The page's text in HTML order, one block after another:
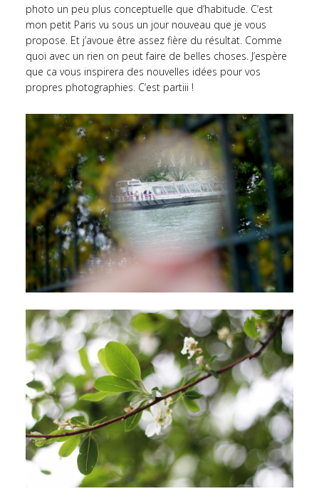
photo un peu plus conceptuelle que d’habitude. C’est
mon petit Paris vu sous un jour nouveau que je vous
propose. Et j’avoue être assez fière du résultat. Comme
quoi avec un rien on peut faire de belles choses. J’espère
que ca vous inspirera des nouvelles idées pour vos
propres photographies. C’est partiii !